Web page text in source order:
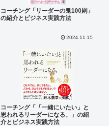
コーチング「リーダーの鬼100則」
の紹介とビジネス実践方法
2024.11.15
コーチング「「一緒にいたい」と
思われるリーダーになる。」の紹
介とビジネス実践方法